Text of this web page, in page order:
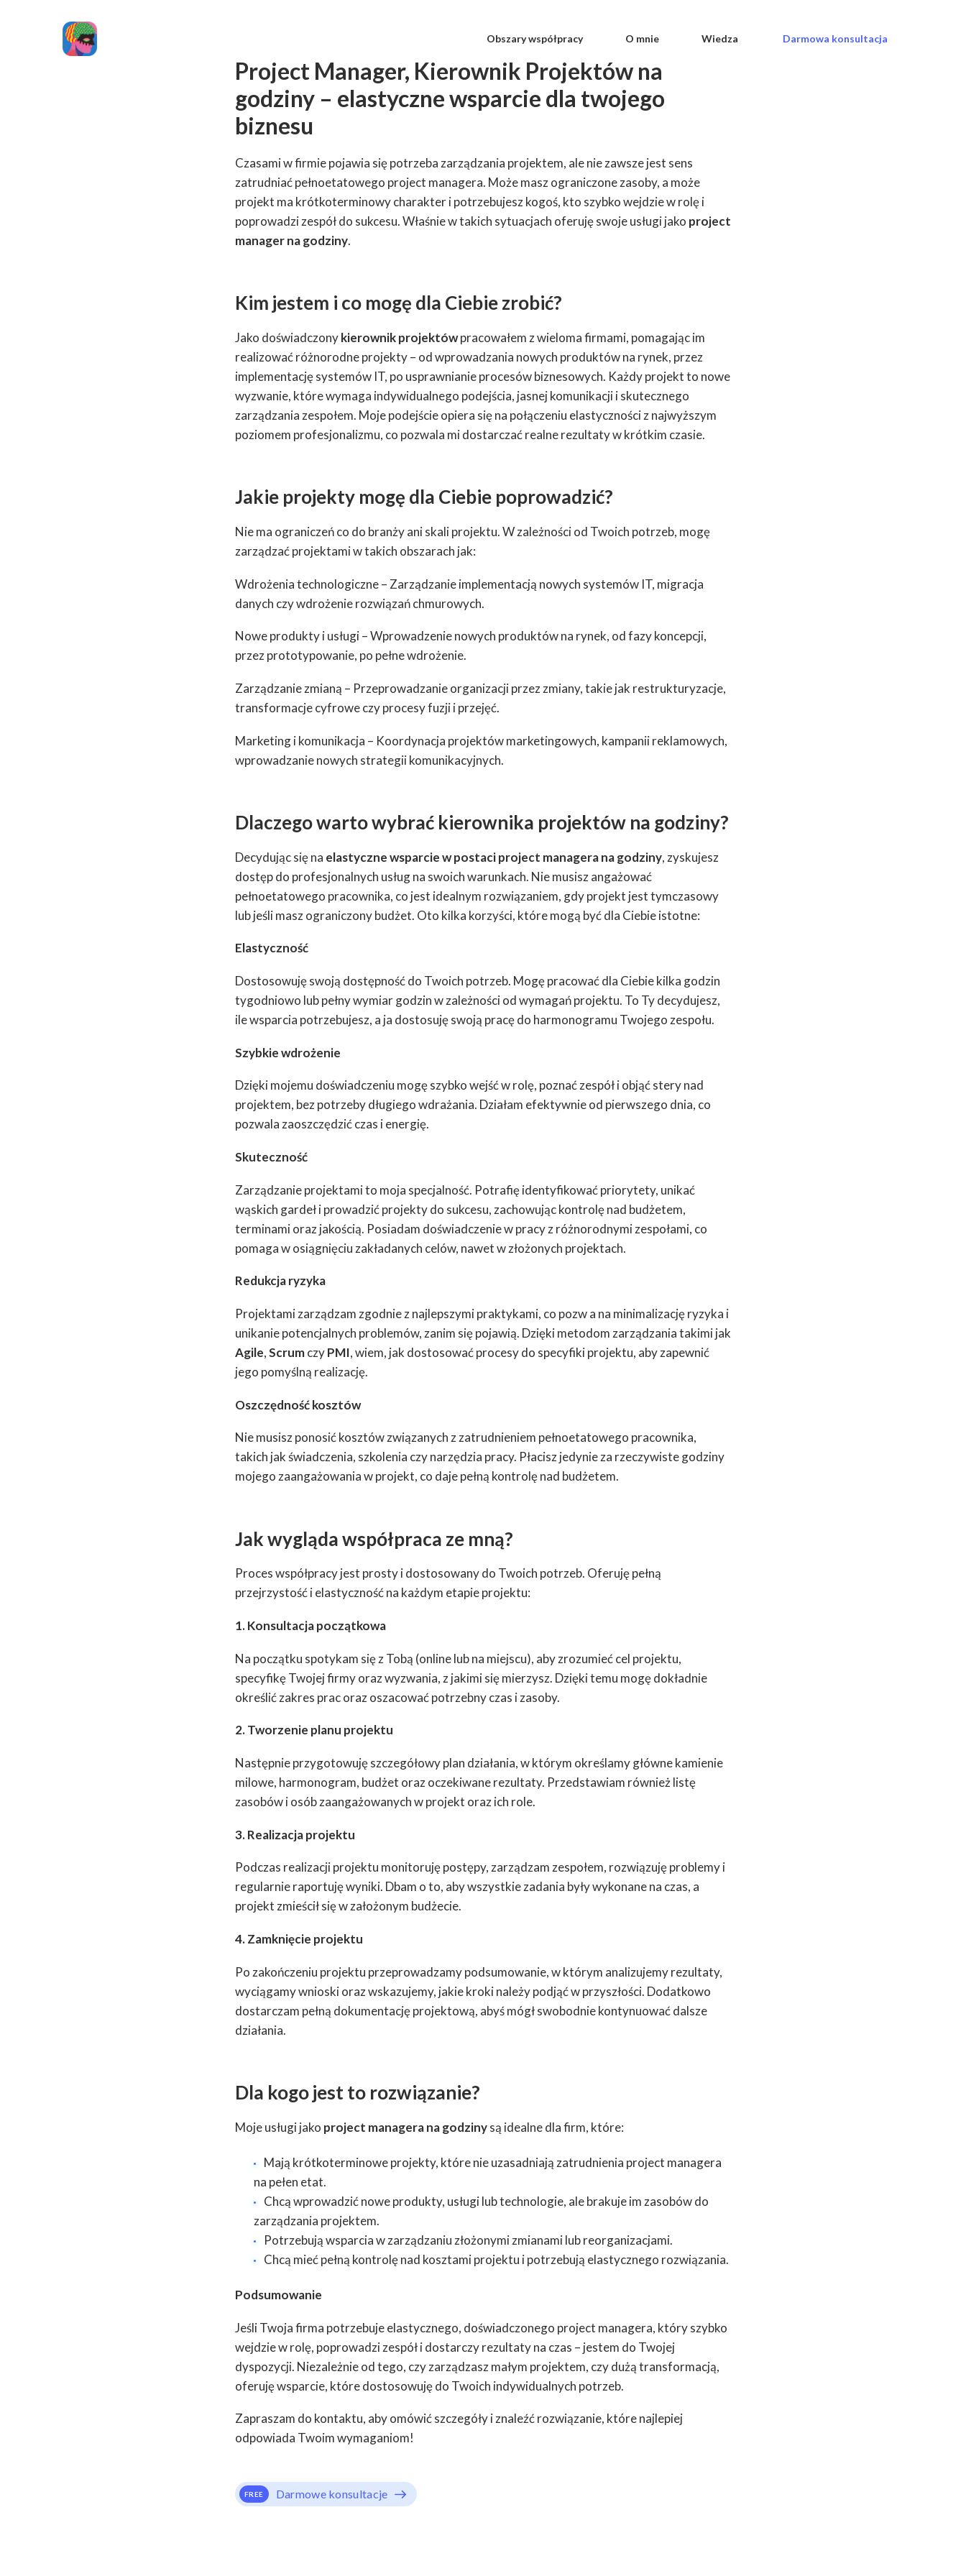
Obszary współpracy O mnie Wiedza Darmowa konsultacja
Project Manager, Kierownik Projektów na
godziny – elastyczne wsparcie dla twojego
biznesu
Czasami w firmie pojawia się potrzeba zarządzania projektem, ale nie zawsze jest sens
zatrudniać pełnoetatowego project managera. Może masz ograniczone zasoby, a może
projekt ma krótkoterminowy charakter i potrzebujesz kogoś, kto szybko wejdzie w rolę i
poprowadzi zespół do sukcesu. Właśnie w takich sytuacjach oferuję swoje usługi jako project
manager na godziny.
Kim jestem i co mogę dla Ciebie zrobić?
Jako doświadczonykierownik projektówpracowałem z wieloma firmami, pomagając im
realizować różnorodne projekty – od wprowadzania nowych produktów na rynek, przez
implementację systemów IT, po usprawnianie procesów biznesowych. Każdy projekt to nowe
wyzwanie, które wymaga indywidualnego podejścia, jasnej komunikacji i skutecznego
zarządzania zespołem. Moje podejście opiera się na połączeniu elastyczności z najwyższym
poziomem profesjonalizmu, co pozwala mi dostarczać realne rezultaty w krótkim czasie.
Jakie projekty mogę dla Ciebie poprowadzić?
Nie ma ograniczeń co do branży ani skali projektu. W zależności od Twoich potrzeb, mogę
zarządzać projektami w takich obszarach jak:
Wdrożenia technologiczne – Zarządzanie implementacją nowych systemów IT, migracja
danych czy wdrożenie rozwiązań chmurowych.
Nowe produkty i usługi – Wprowadzenie nowych produktów na rynek, od fazy koncepcji,
przez prototypowanie, po pełne wdrożenie.
Zarządzanie zmianą – Przeprowadzanie organizacji przez zmiany, takie jak restrukturyzacje,
transformacje cyfrowe czy procesy fuzji i przejęć.
Marketing i komunikacja – Koordynacja projektów marketingowych, kampanii reklamowych,
wprowadzanie nowych strategii komunikacyjnych.
Dlaczego warto wybrać kierownika projektów na godziny?
Decydując się na elastyczne wsparcie w postaci project managera na godziny, zyskujesz
dostęp do profesjonalnych usług na swoich warunkach. Nie musisz angażować
pełnoetatowego pracownika, co jest idealnym rozwiązaniem, gdy projekt jest tymczasowy
lub jeśli masz ograniczony budżet. Oto kilka korzyści, które mogą być dla Ciebie istotne:
Elastyczność
Dostosowuję swoją dostępność do Twoich potrzeb. Mogę pracować dla Ciebie kilka godzin
tygodniowo lub pełny wymiar godzin w zależności od wymagań projektu. To Ty decydujesz,
ile wsparcia potrzebujesz, a ja dostosuję swoją pracę do harmonogramu Twojego zespołu.
Szybkie wdrożenie
Dzięki mojemu doświadczeniu mogę szybko wejść w rolę, poznać zespół i objąć stery nad
projektem, bez potrzeby długiego wdrażania. Działam efektywnie od pierwszego dnia, co
pozwala zaoszczędzić czas i energię.
Skuteczność
Zarządzanie projektami to moja specjalność. Potrafię identyfikować priorytety, unikać
wąskich gardeł i prowadzić projekty do sukcesu, zachowując kontrolę nad budżetem,
terminami oraz jakością. Posiadam doświadczenie w pracy z różnorodnymi zespołami, co
pomaga w osiągnięciu zakładanych celów, nawet w złożonych projektach.
Redukcja ryzyka
Projektami zarządzam zgodnie z najlepszymi praktykami, co pozw a na minimalizację ryzyka i
unikanie potencjalnych problemów, zanim się pojawią. Dzięki metodom zarządzania takimi jak
Agile,ScrumczyPMI, wiem, jak dostosować procesy do specyfiki projektu, aby zapewnić
jego pomyślną realizację.
Oszczędność kosztów
Nie musisz ponosić kosztów związanych z zatrudnieniem pełnoetatowego pracownika,
takich jak świadczenia, szkolenia czy narzędzia pracy. Płacisz jedynie za rzeczywiste godziny
mojego zaangażowania w projekt, co daje pełną kontrolę nad budżetem.
Jak wygląda współpraca ze mną?
Proces współpracy jest prosty i dostosowany do Twoich potrzeb. Oferuję pełną
przejrzystość i elastyczność na każdym etapie projektu:
1. Konsultacja początkowa
Na początku spotykam się z Tobą (online lub na miejscu), aby zrozumieć cel projektu,
specyfikę Twojej firmy oraz wyzwania, z jakimi się mierzysz. Dzięki temu mogę dokładnie
określić zakres prac oraz oszacować potrzebny czas i zasoby.
2. Tworzenie planu projektu
Następnie przygotowuję szczegółowy plan działania, w którym określamy główne kamienie
milowe, harmonogram, budżet oraz oczekiwane rezultaty. Przedstawiam również listę
zasobów i osób zaangażowanych w projekt oraz ich role.
3. Realizacja projektu
Podczas realizacji projektu monitoruję postępy, zarządzam zespołem, rozwiązuję problemy i
regularnie raportuję wyniki. Dbam o to, aby wszystkie zadania były wykonane na czas, a
projekt zmieścił się w założonym budżecie.
4. Zamknięcie projektu
Po zakończeniu projektu przeprowadzamy podsumowanie, w którym analizujemy rezultaty,
wyciągamy wnioski oraz wskazujemy, jakie kroki należy podjąć w przyszłości. Dodatkowo
dostarczam pełną dokumentację projektową, abyś mógł swobodnie kontynuować dalsze
działania.
Dla kogo jest to rozwiązanie?
Moje usługi jako project managera na godzinysą idealne dla firm, które:
Mają krótkoterminowe projekty, które nie uzasadniają zatrudnienia project managera
na pełen etat.
Chcą wprowadzić nowe produkty, usługi lub technologie, ale brakuje im zasobów do
zarządzania projektem.
Potrzebują wsparcia w zarządzaniu złożonymi zmianami lub reorganizacjami.
Chcą mieć pełną kontrolę nad kosztami projektu i potrzebują elastycznego rozwiązania.
Podsumowanie
Jeśli Twoja firma potrzebuje elastycznego, doświadczonego project managera, który szybko
wejdzie w rolę, poprowadzi zespół i dostarczy rezultaty na czas – jestem do Twojej
dyspozycji. Niezależnie od tego, czy zarządzasz małym projektem, czy dużą transformacją,
oferuję wsparcie, które dostosowuję do Twoich indywidualnych potrzeb.
Zapraszam do kontaktu, aby omówić szczegóły i znaleźć rozwiązanie, które najlepiej
odpowiada Twoim wymaganiom!
FREE Darmowe konsultacje